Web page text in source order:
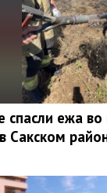
спасли ежа
Сакском